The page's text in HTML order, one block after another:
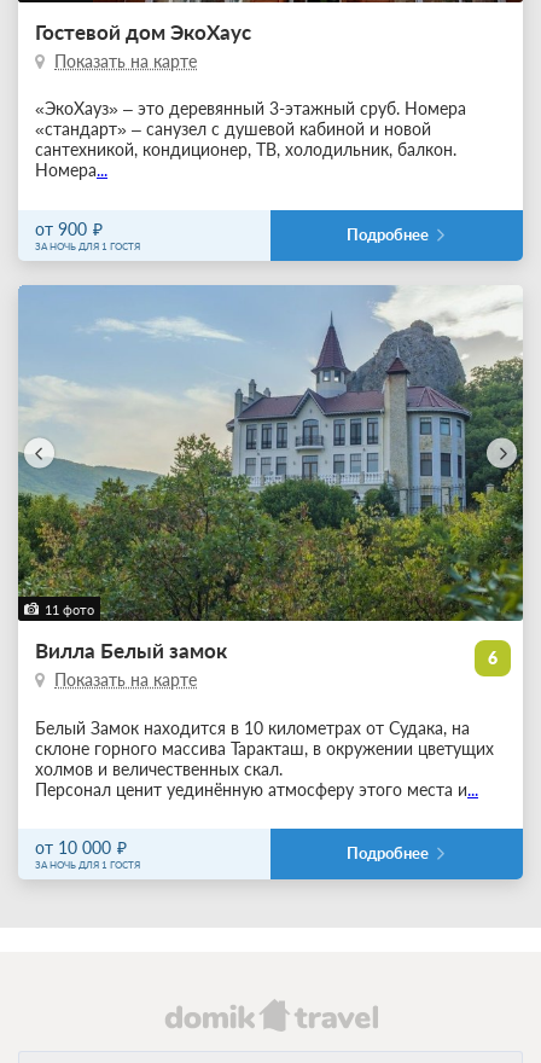
Гостевой дом ЭкоХаус
Показать на карте
«ЭкоХауз» – это деревянный 3-этажный сруб. Номера
«стандарт» – санузел с душевой кабиной и новой
сантехникой, кондиционер, ТВ, холодильник, балкон.
Номера...
от 900
ЗА НОЧЬ ДЛЯ 1 ГОСТЯ
Подробнее
11 фото
6
Вилла Белый замок
Показать на карте
Белый Замок находится в 10 километрах от Судака, на
склоне горного массива Таракташ, в окружении цветущих
холмов и величественных скал.
Персонал ценит уединённую атмосферу этого места и...
от 10 000
ЗА НОЧЬ ДЛЯ 1 ГОСТЯ
Подробнее